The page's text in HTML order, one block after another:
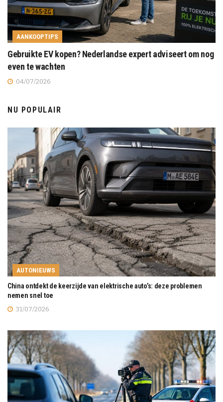
AANKOOPTIPS
Gebruikte EV kopen? Nederlandse expert adviseert om nog
even te wachten
04/07/2026
NU POPULAIR
AUTONIEUWS
China ontdekt de keerzijde van elektrische auto’s: deze problemen
nemen snel toe
31/07/2026